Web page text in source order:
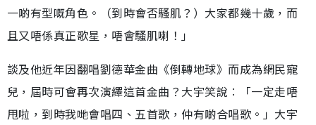
一啲有型嘅角色。（到時會否騷肌？）大家都幾十歲，而
且又唔係真正歌星，唔會騷肌喇！」
談及他近年因翻唱劉德華金曲《倒轉地球》而成為網民寵
兒，屆時可會再次演繹這首金曲？大宇笑說︰「一定走唔
甩啦，到時我哋會唱四、五首歌，仲有啲合唱歌。」大宇